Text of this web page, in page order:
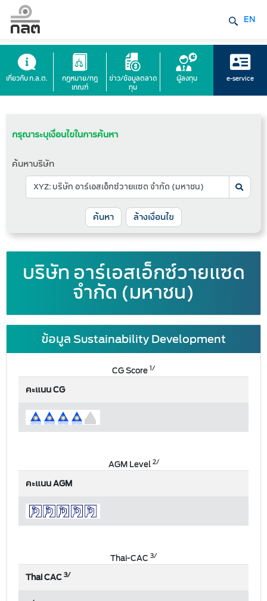
EN
เกี่ยวกับ ก.ล.ต.
กฎหมาย/กฎ
เกณฑ์
ข่าว/ข้อมูลตลาด
ทุน
ผู้ลงทุน e-service
กรุณาระบุเงื่อนไขในการค้นหา
ค้นหาบริษัท
ล้างเงื่อนไข
บริษัท อาร์เอสเอ็กซ์วายแซด
จำกัด (มหาชน)
ข้อมูล Sustainability Development
CG Score1/
คะแนน CG
AGM Level2/
คะแนน AGM
Thai-CAC 3/
Thai CAC3/